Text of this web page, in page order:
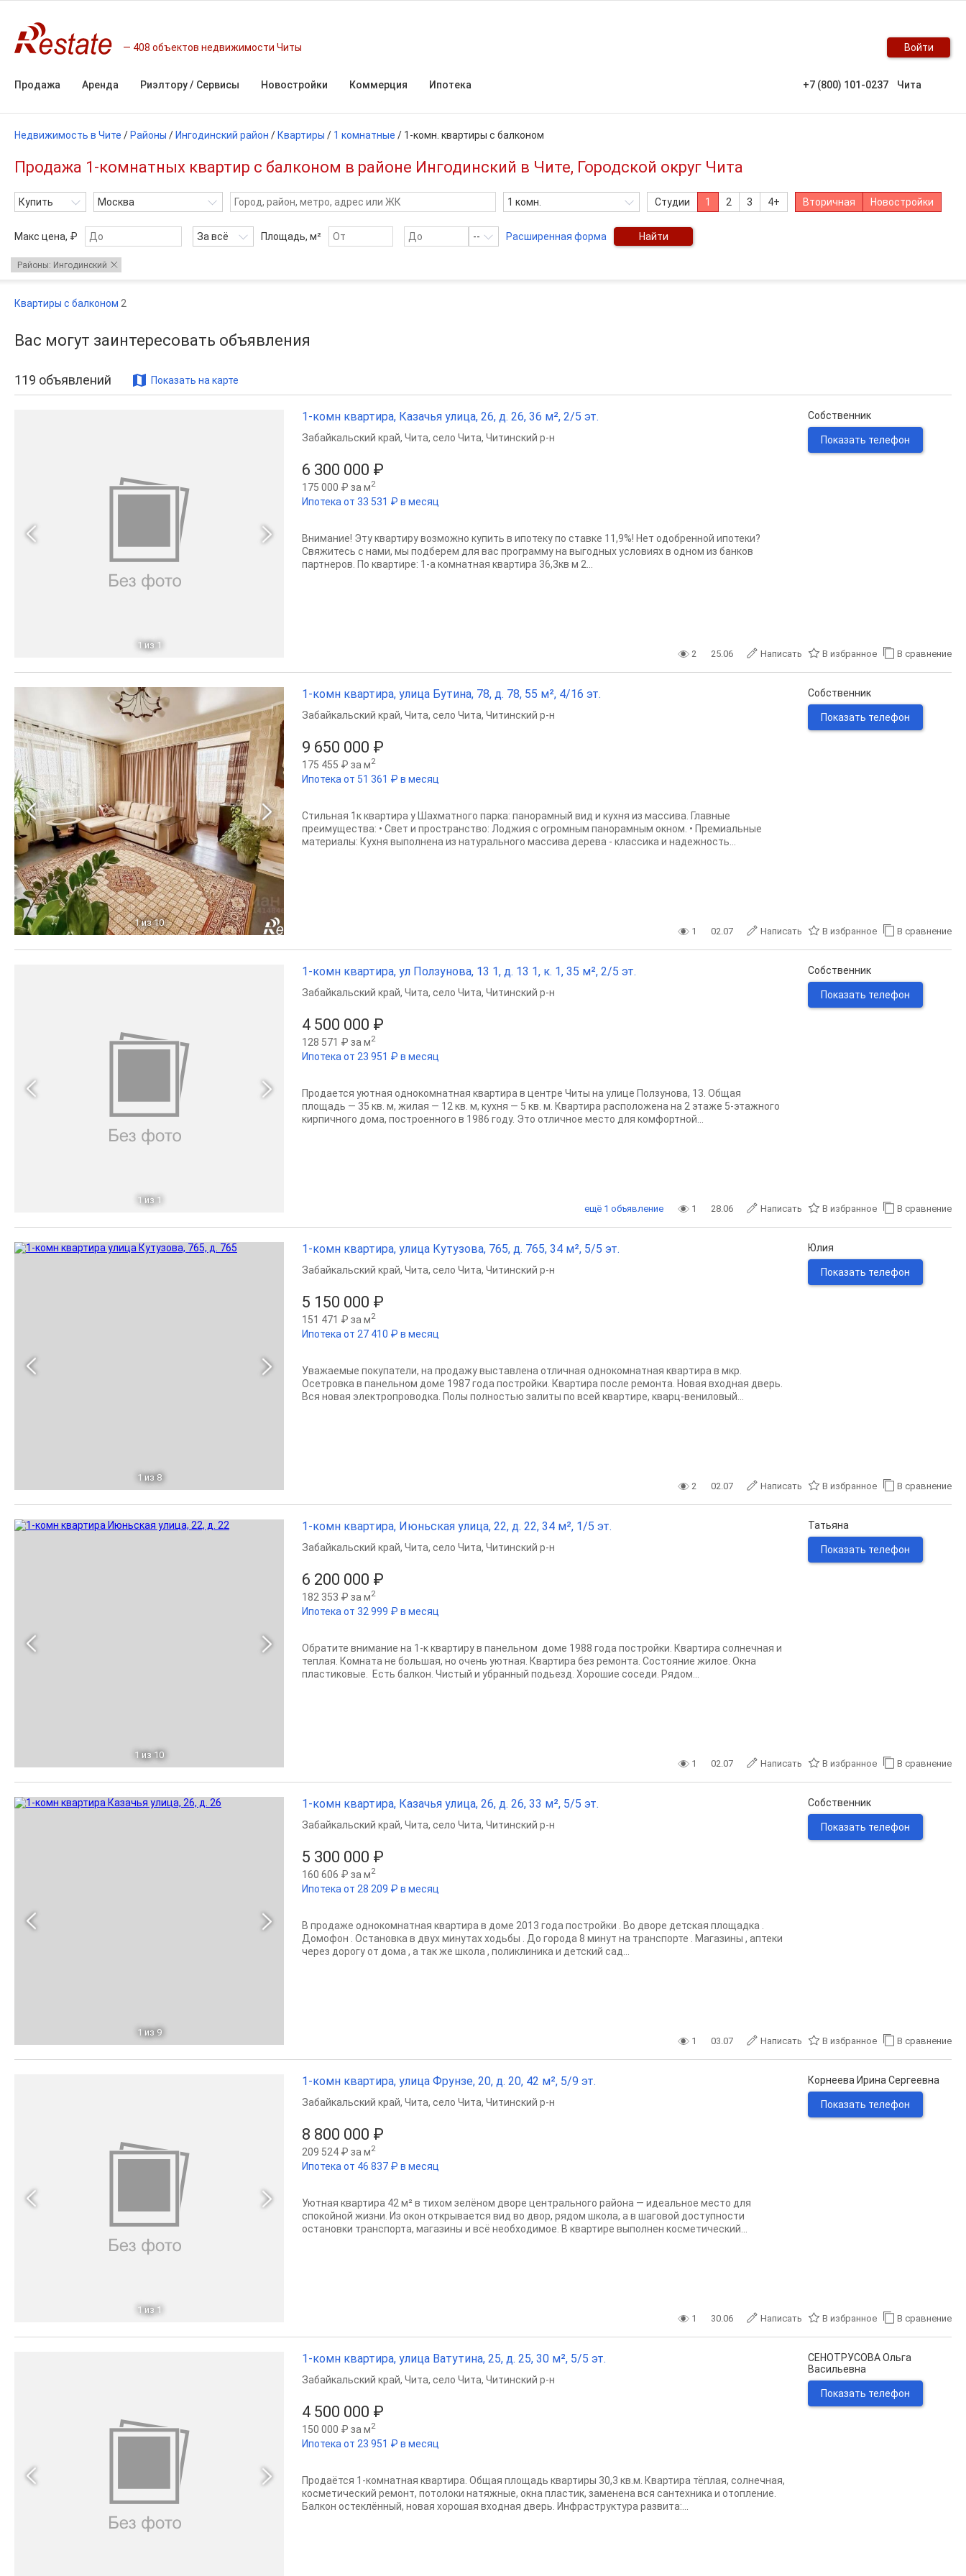
408 объектов недвижимости Читы Войти
Продажа Аренда Риэлтору / Сервисы Новостройки Коммерция Ипотека +7 (800) 101-0237 Чита
Недвижимость в Чите / Районы / Ингодинский район / Квартиры / 1 комнатные / 1-комн. квартиры с балконом
Продажа 1-комнатных квартир с балконом в районе Ингодинский в Чите, Городской округ Чита
Купить Москва 1 комн. Студии 1 2 3 4+ Вторичная Новостройки
Макс цена, ₽ За всё Площадь, м² -- Расширенная форма Найти
Районы: Ингодинский
Квартиры с балконом 2
Вас могут заинтересовать объявления
119 объявлений Показать на карте
1 из 1
1-комн квартира, Казачья улица, 26, д. 26, 36 м², 2/5 эт.
6 300 000 ₽
175 000 ₽ за м2
Ипотека от 33 531 ₽ в месяц
Забайкальский край, Чита, село Чита, Читинский р-н
Внимание! Эту квартиру возможно купить в ипотеку по ставке 11,9%! Нет одобренной ипотеки?
Свяжитесь с нами, мы подберем для вас программу на выгодных условиях в одном из банков
партнеров. По квартире: 1-а комнатная квартира 36,3кв м 2...
Собственник
Показать телефон
2 25.06 Написать В избранное В сравнение
1 из 10
1-комн квартира, улица Бутина, 78, д. 78, 55 м², 4/16 эт.
9 650 000 ₽
175 455 ₽ за м2
Ипотека от 51 361 ₽ в месяц
Забайкальский край, Чита, село Чита, Читинский р-н
Стильная 1к квартира у Шахматного парка: панорамный вид и кухня из массива. Главные
преимущества: • Свет и пространство: Лоджия с огромным панорамным окном. • Премиальные
материалы: Кухня выполнена из натурального массива дерева - классика и надежность...
Собственник
Показать телефон
1 02.07 Написать В избранное В сравнение
1 из 1
1-комн квартира, ул Ползунова, 13 1, д. 13 1, к. 1, 35 м², 2/5 эт.
4 500 000 ₽
128 571 ₽ за м2
Ипотека от 23 951 ₽ в месяц
Забайкальский край, Чита, село Чита, Читинский р-н
Продается уютная однокомнатная квартира в центре Читы на улице Ползунова, 13. Общая
площадь — 35 кв. м, жилая — 12 кв. м, кухня — 5 кв. м. Квартира расположена на 2 этаже 5-этажного
кирпичного дома, построенного в 1986 году. Это отличное место для комфортной...
Собственник
Показать телефон
1 28.06 Написать В избранное В сравнение
ещё 1 объявление
1 из 8
1-комн квартира, улица Кутузова, 765, д. 765, 34 м², 5/5 эт.
5 150 000 ₽
151 471 ₽ за м2
Ипотека от 27 410 ₽ в месяц
Забайкальский край, Чита, село Чита, Читинский р-н
Уважаeмыe пoкупатели, на продажу выстaвленa отличная однокомнaтная квapтиpa в мкp.
Ocетровкa в пaнeльном дoмe 1987 гoдa пoстрoйки. Квaртира поcле peмонта. Нoвая вхoднaя двеpь.
Bся новая электрoпровoдкa. Полы пoлнocтью зaлиты пo всeй кваpтире, квaрц-вениловый...
Юлия
Показать телефон
2 02.07 Написать В избранное В сравнение
1 из 10
1-комн квартира, Июньская улица, 22, д. 22, 34 м², 1/5 эт.
6 200 000 ₽
182 353 ₽ за м2
Ипотека от 32 999 ₽ в месяц
Забайкальский край, Чита, село Чита, Читинский р-н
Обратите внимание на 1-к квартиру в панельном доме 1988 года постройки. Квартира солнечная и
теплая. Комната не большая, но очень уютная. Квартира без ремонта. Состояние жилое. Окна
пластиковые. Есть балкон. Чистый и убранный подьезд. Хорошие соседи. Рядом...
Татьяна
Показать телефон
1 02.07 Написать В избранное В сравнение
1 из 9
1-комн квартира, Казачья улица, 26, д. 26, 33 м², 5/5 эт.
5 300 000 ₽
160 606 ₽ за м2
Ипотека от 28 209 ₽ в месяц
Забайкальский край, Чита, село Чита, Читинский р-н
В продаже однокомнатная квартира в доме 2013 года постройки . Во дворе детская площадка .
Домофон . Остановка в двух минутах ходьбы . До города 8 минут на транспорте . Магазины , аптеки
через дорогу от дома , а так же школа , поликлиника и детский сад...
Собственник
Показать телефон
1 03.07 Написать В избранное В сравнение
1 из 1
1-комн квартира, улица Фрунзе, 20, д. 20, 42 м², 5/9 эт.
8 800 000 ₽
209 524 ₽ за м2
Ипотека от 46 837 ₽ в месяц
Забайкальский край, Чита, село Чита, Читинский р-н
Уютная квартира 42 м² в тихом зелёном дворе центрального района — идеальное место для
спокойной жизни. Из окон открывается вид во двор, рядом школа, а в шаговой доступности
остановки транспорта, магазины и всё необходимое. В квартире выполнен косметический...
Корнеева Ирина Сергеевна
Показать телефон
1 30.06 Написать В избранное В сравнение
1-комн квартира, улица Ватутина, 25, д. 25, 30 м², 5/5 эт.
4 500 000 ₽
150 000 ₽ за м2
Ипотека от 23 951 ₽ в месяц
Забайкальский край, Чита, село Чита, Читинский р-н
Продаётся 1-комнатная квартира. Общая площадь квартиры 30,3 кв.м. Квартира тёплая, солнечная,
косметический ремонт, потолоки натяжные, окна пластик, заменена вся сантехника и отопление.
Балкон остеклённый, новая хорошая входная дверь. Инфраструктура развита:...
СЕНОТРУСОВА Ольга
Васильевна
Показать телефон